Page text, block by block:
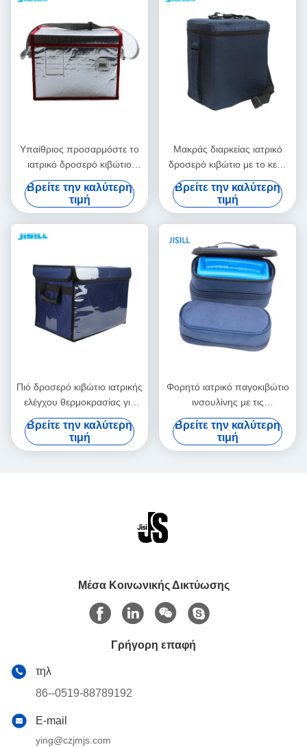
Υπαίθριος προσαρμόστε το
ιατρικό δροσερό κιβώτιο
23.5L φορητό για το
παγοκιβώτιο Rotomolded
Βρείτε την καλύτερη
τιμή
Μακράς διαρκείας ιατρικό
δροσερό κιβώτιο με το κενό
υλικό μόνωσης για την
ιατρική μεταφορά εμβολίων
Βρείτε την καλύτερη
τιμή
Πιό δροσερό κιβώτιο ιατρικής
ελέγχου θερμοκρασίας για
την ιατρική μεταφορά
αίματος εμβολίων
Βρείτε την καλύτερη
τιμή
Φορητό ιατρικό παγοκιβώτιο
ινσουλίνης με τις
εξατομικεύσιμες
θερμοκρασίες εύκολες να
καθαρίσουν
Βρείτε την καλύτερη
τιμή
Μέσα Κοινωνικής Δικτύωσης
Γρήγορη επαφή
τηλ
86--0519-88789192
E-mail
ying@czjmjs.com